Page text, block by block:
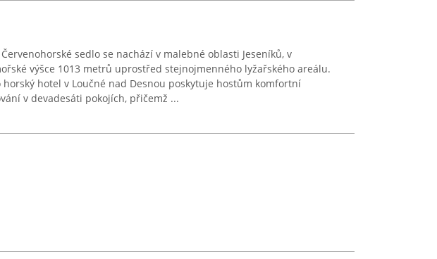
sedlo se nachází v malebné oblasti Jeseníků, v
výšce 1013 metrů uprostřed stejnojmenného lyžařského areálu.
horský hotel v Loučné nad Desnou poskytuje hostům komfortní
v devadesáti pokojích, přičemž ...